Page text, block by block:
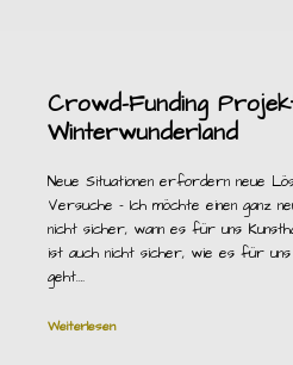
Crowd-Funding
Winterwunderland
Neue Situationen erfordern neue
Versuche – Ich möchte einen ganz
nicht sicher, wann es für uns
ist auch nicht sicher, wie es für
geht.…
Weiterlesen